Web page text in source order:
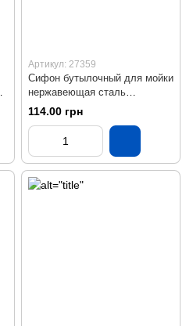
Артикул: 27359
Сифон бутылочный для мойки
нержавеющая сталь
KronoPlast М-1050
114.00 грн